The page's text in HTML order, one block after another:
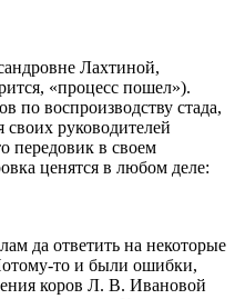
Лахтиной,
«процесс пошел»).
по воспроизводству стада,
руководителей
передовик в своем
ценятся в любом деле:
да ответить на некоторые
и были ошибки,
коров Л. В. Ивановой